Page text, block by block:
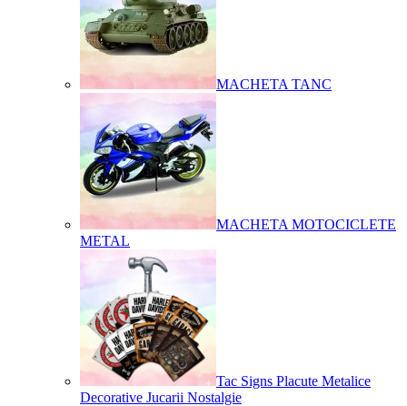
MACHETA TANC
MACHETA MOTOCICLETE
METAL
Tac Signs Placute Metalice
Decorative Jucarii Nostalgie